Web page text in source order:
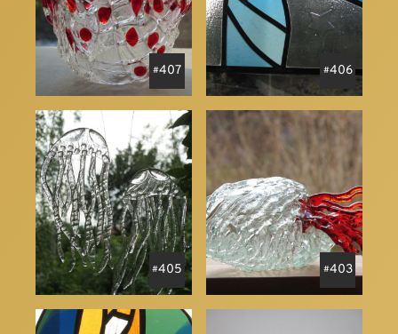
407 406
405 403